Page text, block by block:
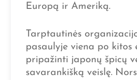
Europą ir Ameriką.
Tarptautinės
pasaulyje viena po kitos
pripažinti japonų špicų
savarankišką veislę.